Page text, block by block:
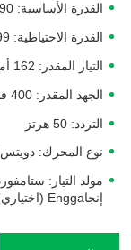
القدرة الأساسية: 90 كيلوواط/113 كيلو فولت أمبير
القدرة الاحتياطية: 99 كيلو وات/124 كيلو فولت أمبير
التيار المقدر: 162 أمبير
الجهد المقدر: 400 فولت/230 فولت (يمكن التخصيص حسب الطلب)
التردد: 50 هرتز
نوع المحرك: دويتس DEUTZ BF4M1013EC G2
إنجاEngga (اختياري)